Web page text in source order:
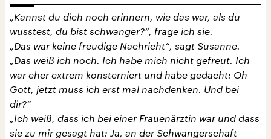
„Kannst du dich noch erinnern, wie das war, als du
wusstest, du bist schwanger?“, frage ich sie.
„Das war keine freudige Nachricht“, sagt Susanne.
„Das weiß ich noch. Ich habe mich nicht gefreut. Ich
war eher extrem konsterniert und habe gedacht: Oh
Gott, jetzt muss ich erst mal nachdenken. Und bei
dir?“
„Ich weiß, dass ich bei einer Frauenärztin war und dass
sie zu mir gesagt hat: Ja, an der Schwangerschaft